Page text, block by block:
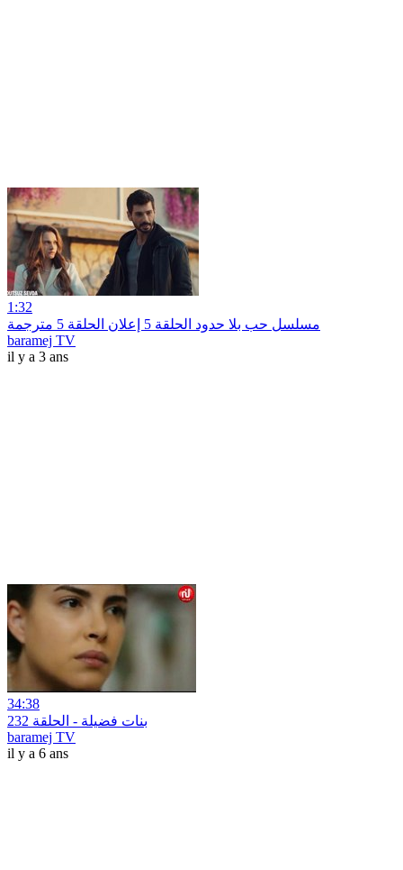
1:32
مسلسل حب بلا حدود الحلقة 5 إعلان الحلقة 5 مترجمة
baramej TV
il y a 3 ans
34:38
بنات فضيلة - الحلقة 232
baramej TV
il y a 6 ans